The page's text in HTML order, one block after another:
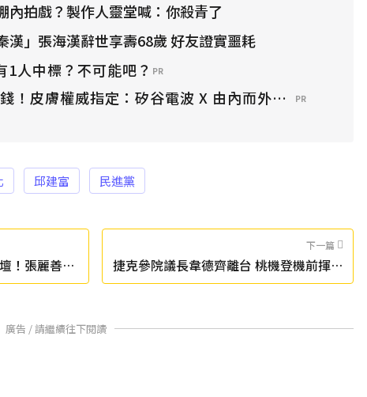
內拍戲？製作人靈堂喊：你殺青了
漢」張海漢辭世享壽68歲 好友證實噩耗
1人中標？不可能吧？ PR
！皮膚權威指定：矽谷電波 X 由內而外養出逆齡好膚
PR
邱建富 民進黨
！張麗善：
下一篇
捷克參院議長韋德齊離台 桃機登機前揮手
道別
廣告 / 請繼續往下閱讀